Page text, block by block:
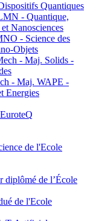
Quantiques
- Quantique,
Nanosciences
- Science des
Objets
- Maj. Solids -
- Maj. WAPE -
Energies
de l'Ecole
diplômé de l’École
de l'Ecole